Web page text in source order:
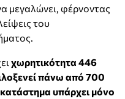
μεγαλώνει, φέρνοντας
του
χωρητικότητα 446
πάνω από 700
υπάρχει μόνο